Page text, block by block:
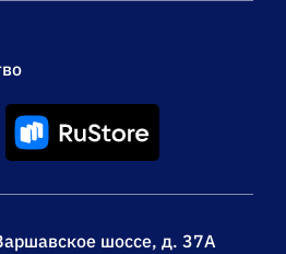
шоссе, д. 37А